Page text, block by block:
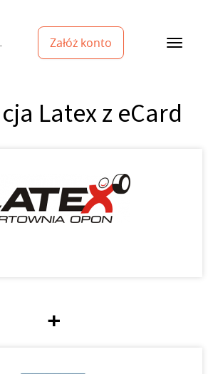
Załóż konto
Latex z eCard
+